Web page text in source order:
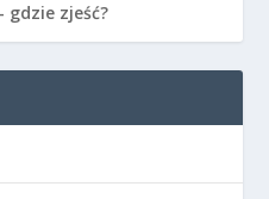
gdzie zjeść?